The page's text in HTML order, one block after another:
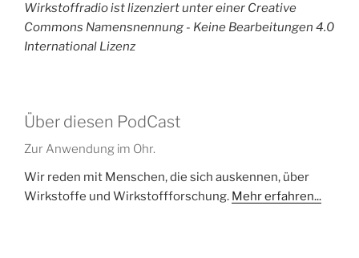
Wirkstoffradio ist lizenziert unter einer Creative
Commons Namensnennung - Keine Bearbeitungen 4.0
International Lizenz
Über diesen PodCast
Zur Anwendung im Ohr.
Wir reden mit Menschen, die sich auskennen, über
Wirkstoffe und Wirkstoffforschung. Mehr erfahren...